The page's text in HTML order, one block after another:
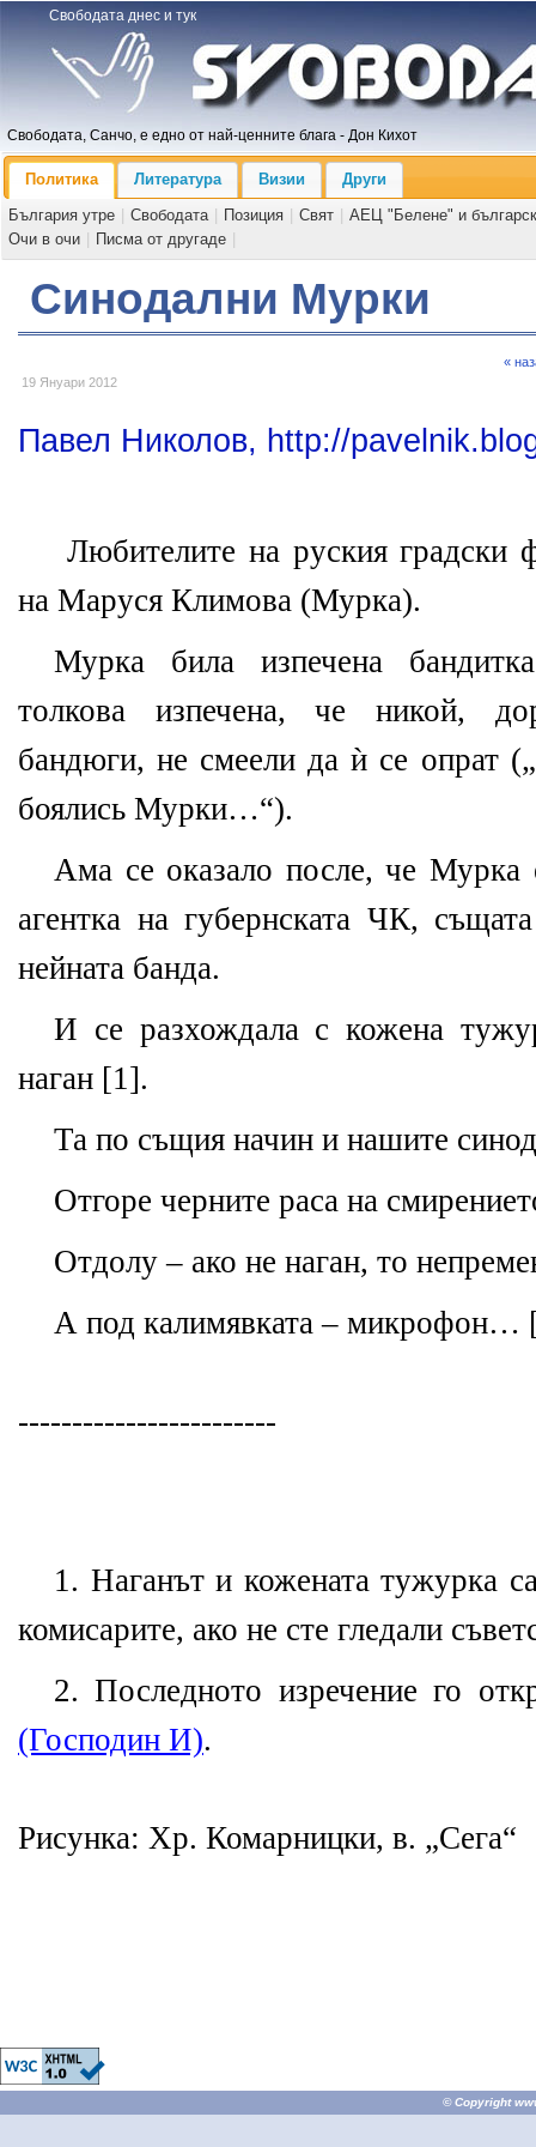
Свободата днес и тук
Свободата, Санчо, е едно от най-ценните блага - Дон Кихот
Политика Литература Визии
Други
България утре
Свободата Позиция Свят
АЕЦ "Белене" и
Очи в очи
Писма от другаде
Синодални Мурки
19 Януари 2012
«
Павел Николов, http://
Любителите на руския градски
на Маруся Климова (Мурка).
Мурка била изпечена
толкова изпечена, че никой,
бандюги, не смеели да ѝ се опрат
боялись Мурки…“).
Ама се оказало после, че Мурка
агентка на губернската ЧК,
нейната банда.
И се разхождала с кожена
наган [1].
Та по същия начин и нашите
Отгоре черните раса на
Отдолу – ако не наган, то
А под калимявката – микрофон…
------------------------
1. Наганът и кожената тужурка
комисарите, ако не сте гледали
2. Последното изречение го
(Господин И).
Рисунка: Хр. Комарницки, в. „Сега“
© Copyright